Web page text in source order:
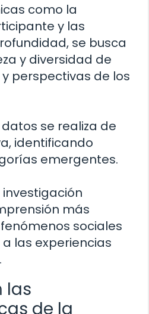
como la
y las
se busca
y diversidad de
perspectivas de los
se realiza de
identificando
emergentes.
más
sociales
las experiencias
las
de la